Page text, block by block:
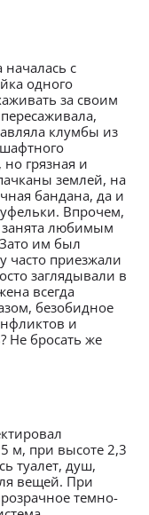
началась с
одного
за своим
клумбы из
но грязная и
землей, на
бандана, да и
Впрочем,
любимым
им был
часто приезжали
заглядывали в
всегда
безобидное
и
Не бросать же
м, при высоте 2,3
туалет, душ,
вещей. При
темно-